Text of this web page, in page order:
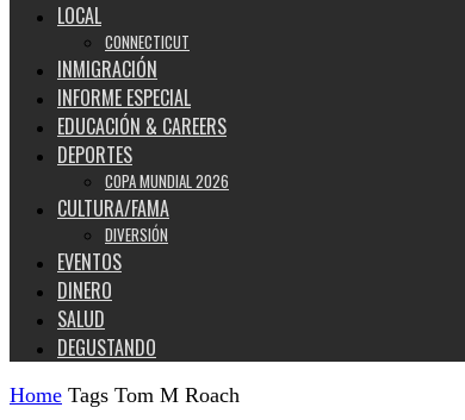
LOCAL
CONNECTICUT
INMIGRACIÓN
INFORME ESPECIAL
EDUCACIÓN & CAREERS
DEPORTES
COPA MUNDIAL 2026
CULTURA/FAMA
DIVERSIÓN
EVENTOS
DINERO
SALUD
DEGUSTANDO
Home Tags Tom M Roach